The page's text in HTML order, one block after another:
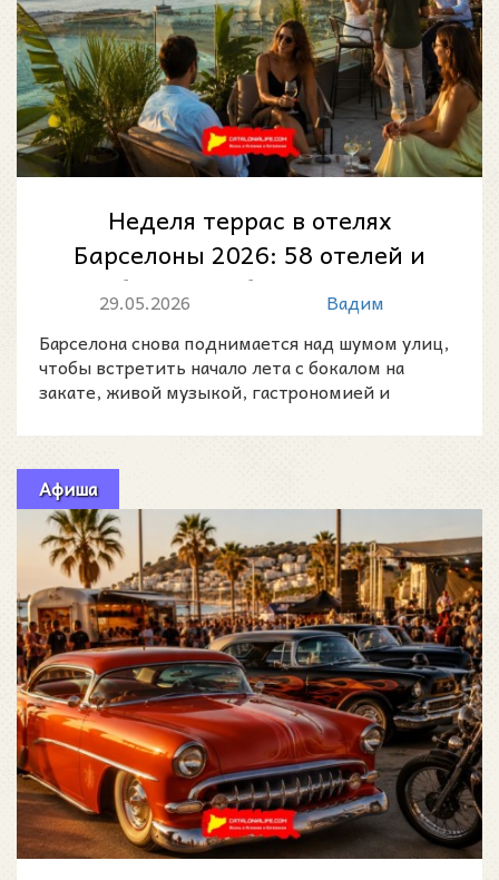
Неделя террас в отелях
Барселоны 2026: 58 отелей и
более 120 бесплатных
мероприятий
29.05.2026
Вадим
Барселона снова поднимается над шумом улиц,
чтобы встретить начало лета с бокалом на
закате, живой музыкой, гастрономией и
Афиша